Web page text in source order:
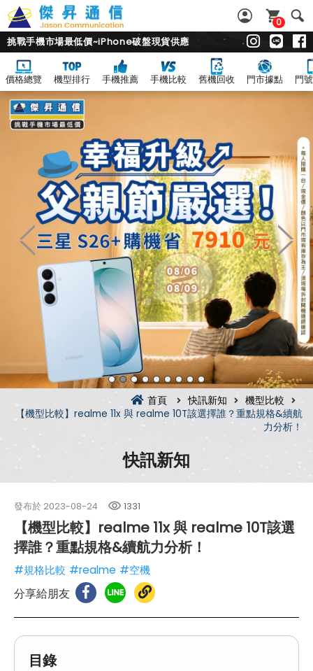
0
挑戰手機市場最低價~iPhone破盤現貨供應
價格總覽 機型排行 手機推薦 手機比較 舊機回收 門市據點 門
首頁 快訊新知
機型比較
【機型比較】realme 11x 與 realme 10T該選擇誰？重點規格&續航
力分析！
快訊新知
發布於 2023-08-24 1331
【機型比較】realme 11x 與 realme 10T該選
擇誰？重點規格&續航力分析！
#規格比較 #realme #空機
分享給朋友
目錄